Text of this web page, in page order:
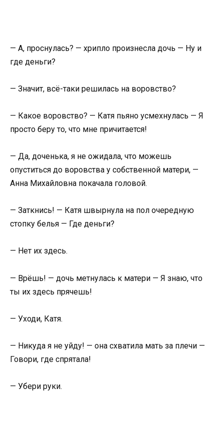
— А, проснулась? — хрипло произнесла дочь — Ну и
где деньги?
— Значит, всё-таки решилась на воровство?
— Какое воровство? — Катя пьяно усмехнулась — Я
просто беру то, что мне причитается!
— Да, доченька, я не ожидала, что можешь
опуститься до воровства у собственной матери, —
Анна Михайловна покачала головой.
— Заткнись! — Катя швырнула на пол очередную
стопку белья — Где деньги?
— Нет их здесь.
— Врёшь! — дочь метнулась к матери — Я знаю, что
ты их здесь прячешь!
— Уходи, Катя.
— Никуда я не уйду! — она схватила мать за плечи —
Говори, где спрятала!
— Убери руки.